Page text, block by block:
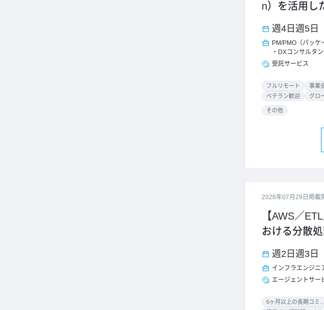
n）を活用し
週4日 週5日
PM/PMO（パッケ
DXコンサルタン
受託サービス
フルリモート 事業
ベテラン歓迎
グロ
その他
2026年07月29日掲載
【AWS／
おける分散
週2日 週3日
インフラエンジニ
エージェントサー